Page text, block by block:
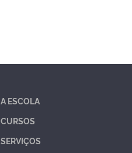
A ESCOLA
CURSOS
SERVIÇOS